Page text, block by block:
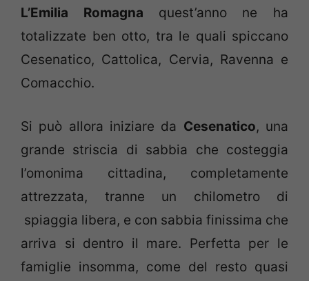
L’Emilia Romagna quest’anno ne ha
totalizzate ben otto, tra le quali spiccano
Cesenatico, Cattolica, Cervia, Ravenna e
Comacchio.
Si può allora iniziare da Cesenatico, una
grande striscia di sabbia che costeggia
l’omonima cittadina, completamente
attrezzata, tranne un chilometro di
spiaggia libera, e con sabbia finissima che
arriva si dentro il mare. Perfetta per le
famiglie insomma, come del resto quasi